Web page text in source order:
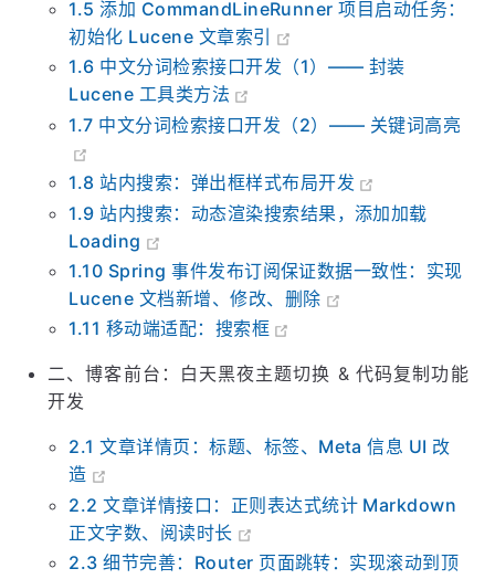
模块
1.5 添加 CommandLineRunner 项目启动任务：
初始化 Lucene 文章索引
1.6 中文分词检索接口开发（1）—— 封装
Lucene 工具类方法
1.7 中文分词检索接口开发（2）—— 关键词高亮
1.8 站内搜索：弹出框样式布局开发
1.9 站内搜索：动态渲染搜索结果，添加加载
Loading
1.10 Spring 事件发布订阅保证数据一致性：实现
Lucene 文档新增、修改、删除
1.11 移动端适配：搜索框
二、博客前台：白天黑夜主题切换 & 代码复制功能
开发
2.1 文章详情页：标题、标签、Meta 信息 UI 改
造
2.2 文章详情接口：正则表达式统计 Markdown
正文字数、阅读时长